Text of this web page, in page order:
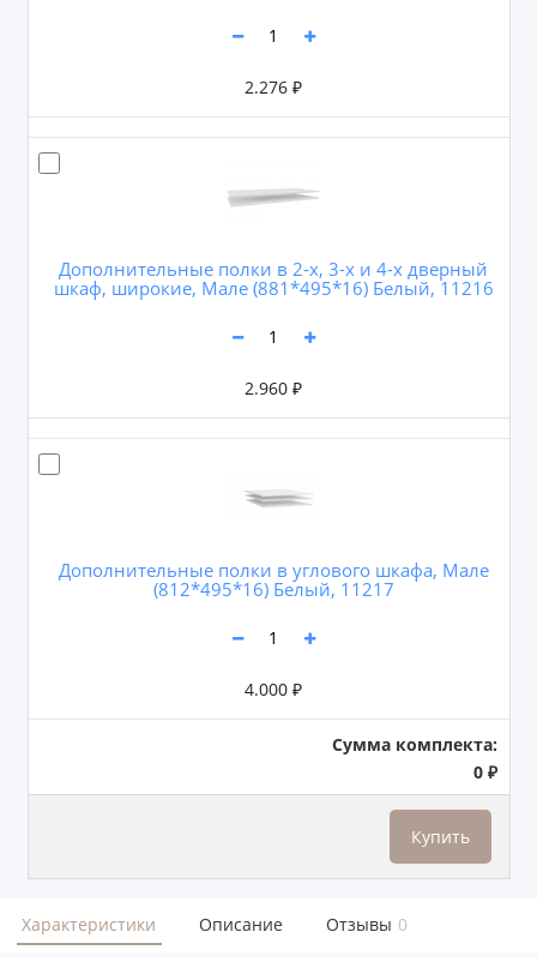
2.276 ₽
Дополнительные полки в 2-х, 3-х и 4-х дверный
шкаф, широкие, Мале (881*495*16) Белый, 11216
2.960 ₽
Дополнительные полки в углового шкафа, Мале
(812*495*16) Белый, 11217
4.000 ₽
Сумма комплекта:
0 ₽
Купить
Характеристики Описание Отзывы 0